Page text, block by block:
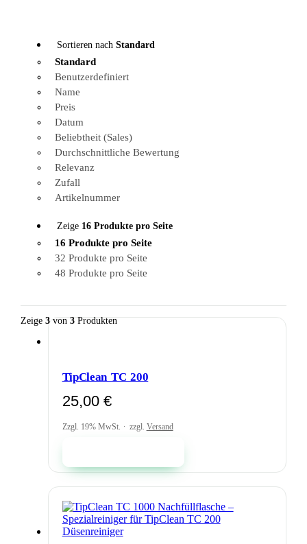
Sortieren nach Standard
Standard
Benutzerdefiniert
Name
Preis
Datum
Beliebtheit (Sales)
Durchschnittliche Bewertung
Relevanz
Zufall
Artikelnummer
Zeige 16 Produkte pro Seite
16 Produkte pro Seite
32 Produkte pro Seite
48 Produkte pro Seite
Zeige 3von3Produkten
TipClean TC 200
25,00 €
Zzgl. 19% MwSt. zzgl. Versand